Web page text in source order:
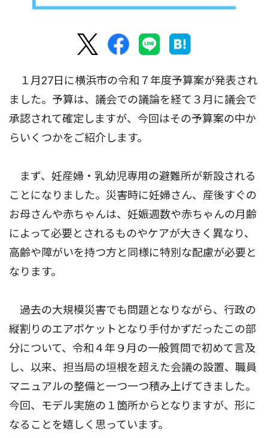
１月27日に横浜市の令和７年度予算案が発表され
ました。予算は、議会での議論を経て３月に議会で
承認されて確定しますが、今回はその予算案の中か
らいくつかをご紹介します。
まず、妊産婦・乳幼児専用の避難所が新設される
ことになりました。災害時に妊婦さん、産後すぐの
お母さんや赤ちゃんは、妊娠週数や赤ちゃんの月齢
によって必要とされるものやケアが大きく異なり、
高齢や障がいを持つ方と同様に特別な配慮が必要と
なります。
過去の大規模災害でも問題となりながら、行政の
縦割りのエアポケットとなり手付かずだったこの部
分について、令和４年９月の一般質問で初めて言及
し、以来、担当局の垣根を超えた会議の設置、職員
マニュアルの整備と一つ一つ積み上げてきました。
今回、モデル実施の１箇所からとなりますが、形に
なることを嬉しく思っています。